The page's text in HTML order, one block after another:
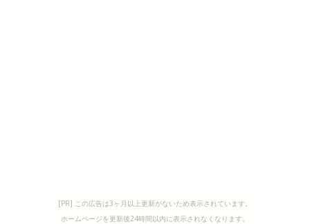
[PR] この広告は3ヶ月以上更新がないため表示されています。
ホームページを更新後24時間以内に表示されなくなります。